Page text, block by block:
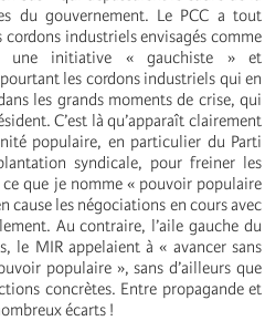
du gouvernement. Le PCC a tout
cordons industriels envisagés comme
une initiative « gauchiste » et
les cordons industriels qui en
les grands moments de crise, qui
C’est là qu’apparaît clairement
populaire, en particulier du Parti
syndicale, pour freiner les
que je nomme « pouvoir populaire
cause les négociations en cours avec
Au contraire, l’aile gauche du
le MIR appelaient à « avancer sans
populaire », sans d’ailleurs que
concrètes. Entre propagande et
écarts !